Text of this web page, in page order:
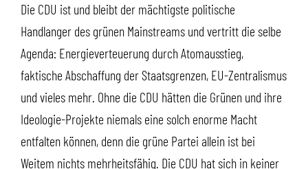
Die CDU ist und bleibt der mächtigste politische
Handlanger des grünen Mainstreams und vertritt die selbe
Agenda: Energieverteuerung durch Atomausstieg,
faktische Abschaffung der Staatsgrenzen, EU-Zentralismus
und vieles mehr. Ohne die CDU hätten die Grünen und ihre
Ideologie-Projekte niemals eine solch enorme Macht
entfalten können, denn die grüne Partei allein ist bei
Weitem nichts mehrheitsfähig. Die CDU hat sich in keiner